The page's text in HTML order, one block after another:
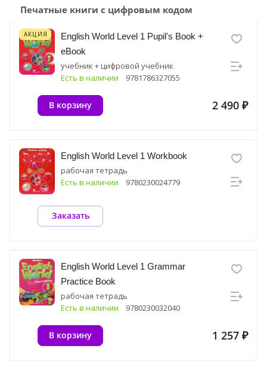
Печатные книги с цифровым кодом
АКЦИЯ
English World Level 1 Pupil's Book +
eBook
учебник + цифровой учебник
Есть в наличии
9781786327055
2 490 ₽
В корзину
English World Level 1 Workbook
рабочая тетрадь
Есть в наличии
9780230024779
Заказать
English World Level 1 Grammar
Practice Book
рабочая тетрадь
Есть в наличии
9780230032040
1 257 ₽
В корзину